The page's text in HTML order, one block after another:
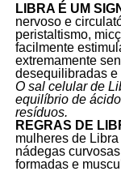
LIBRA É UM
nervoso e
peristaltismo,
facilmente
extremamente
desequilibradas e
O sal celular de
equilíbrio de
resíduos.
REGRAS DE
mulheres de
nádegas
formadas e